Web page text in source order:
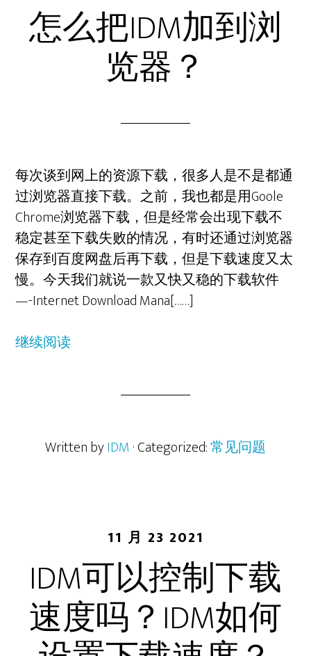
怎么把IDM加到浏
览器？
每次谈到网上的资源下载，很多人是不是都通
过浏览器直接下载。之前，我也都是用Goole
Chrome浏览器下载，但是经常会出现下载不
稳定甚至下载失败的情况，有时还通过浏览器
保存到百度网盘后再下载，但是下载速度又太
慢。今天我们就说一款又快又稳的下载软件
—-Internet Download Mana[……]
继续阅读
Written byIDM · Categorized:常见问题
11 月 23 2021
IDM可以控制下载
速度吗？IDM如何